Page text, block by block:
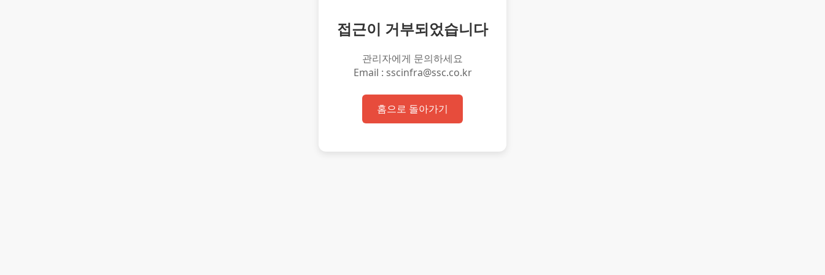
접근이 거부되었습니다
관리자에게 문의하세요
Email : sscinfra@ssc.co.kr
홈으로 돌아가기